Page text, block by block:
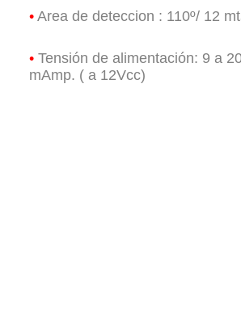
• Area de deteccion : 110º/ 12
• Tensión de alimentación: 9 a
mAmp. ( a 12Vcc)